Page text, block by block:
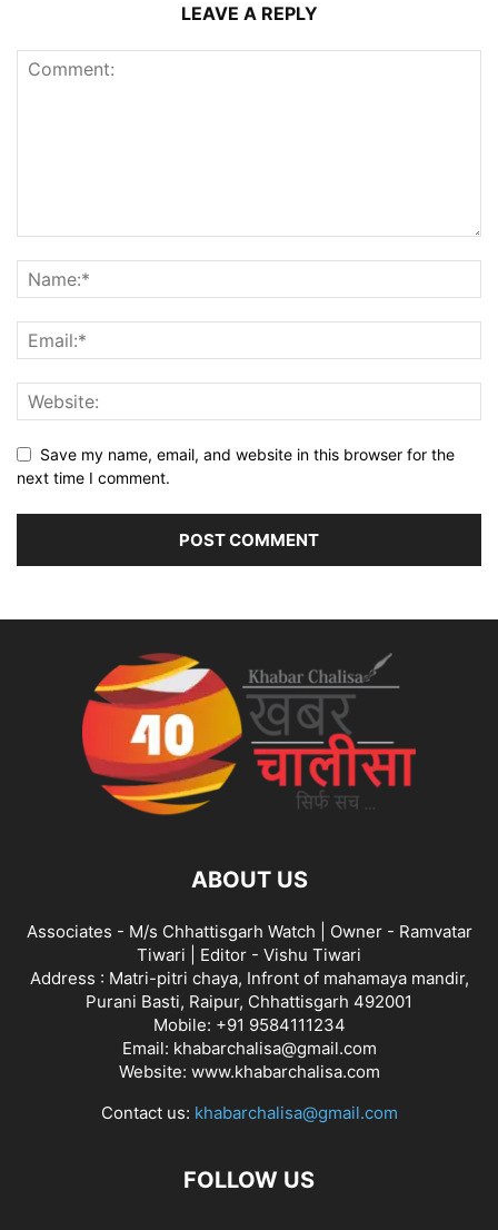
LEAVE A REPLY
Save my name, email, and website in this browser for the
next time I comment.
ABOUT US
Associates - M/s Chhattisgarh Watch | Owner - Ramvatar
Tiwari | Editor - Vishu Tiwari
Address : Matri-pitri chaya, Infront of mahamaya mandir,
Purani Basti, Raipur, Chhattisgarh 492001
Mobile: +91 9584111234
Email: khabarchalisa@gmail.com
Website: www.khabarchalisa.com
Contact us: khabarchalisa@gmail.com
FOLLOW US